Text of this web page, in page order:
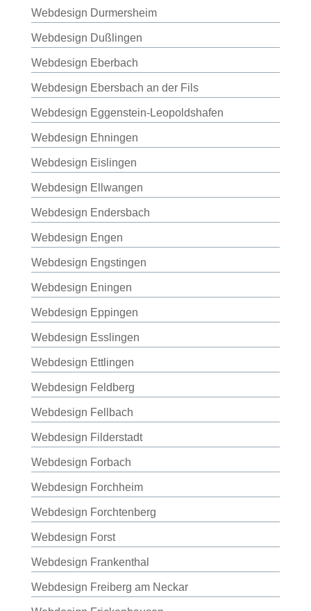
Webdesign Durmersheim
Webdesign Dußlingen
Webdesign Eberbach
Webdesign Ebersbach an der Fils
Webdesign Eggenstein-Leopoldshafen
Webdesign Ehningen
Webdesign Eislingen
Webdesign Ellwangen
Webdesign Endersbach
Webdesign Engen
Webdesign Engstingen
Webdesign Eningen
Webdesign Eppingen
Webdesign Esslingen
Webdesign Ettlingen
Webdesign Feldberg
Webdesign Fellbach
Webdesign Filderstadt
Webdesign Forbach
Webdesign Forchheim
Webdesign Forchtenberg
Webdesign Forst
Webdesign Frankenthal
Webdesign Freiberg am Neckar